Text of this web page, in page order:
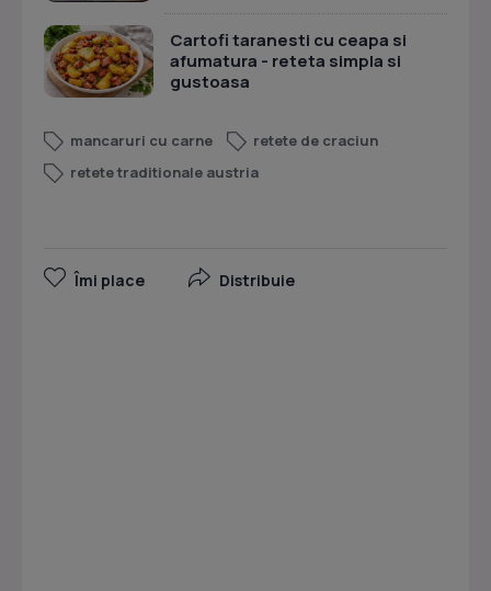
Cartofi taranesti cu ceapa si
afumatura - reteta simpla si
gustoasa
mancaruri cu carne
retete de craciun
retete traditionale austria
Îmi place Distribuie